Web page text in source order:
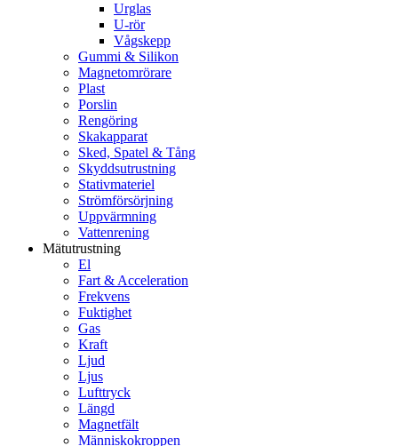
Urglas
U-rör
Vågskepp
Gummi & Silikon
Magnetomrörare
Plast
Porslin
Rengöring
Skakapparat
Sked, Spatel & Tång
Skyddsutrustning
Stativmateriel
Strömförsörjning
Uppvärmning
Vattenrening
Mätutrustning
El
Fart & Acceleration
Frekvens
Fuktighet
Gas
Kraft
Ljud
Ljus
Lufttryck
Längd
Magnetfält
Människokroppen